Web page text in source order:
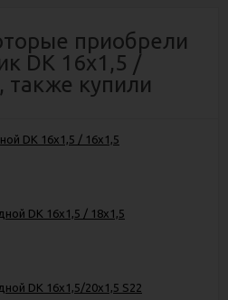
приобрели
DK 16х1,5 /
также купили
DK 16х1,5 / 16х1,5
DK 16х1,5 / 18х1,5
DK 16х1,5/20х1,5 S22